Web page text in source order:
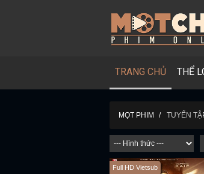
TRANG CHỦ THỂ
MỌT PHIM TUYỂN
Full HD Vietsub